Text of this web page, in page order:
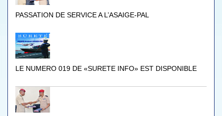
PASSATION DE SERVICE A L’ASAIGE-PAL
LE NUMERO 019 DE «SURETE INFO» EST DISPONIBLE